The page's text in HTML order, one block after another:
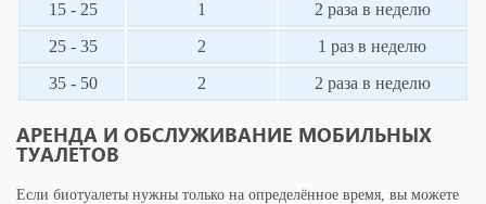
15 - 25
1
2 раза в неделю
25 - 35
2
1 раз в неделю
35 - 50
2 2 раза в неделю
АРЕНДА И ОБСЛУЖИВАНИЕ МОБИЛЬНЫХ
ТУАЛЕТОВ
Если биотуалеты нужны только на определённое время, вы можете